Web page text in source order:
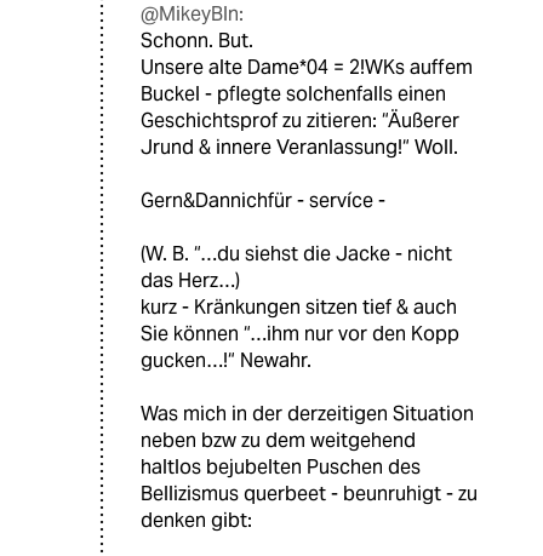
@MikeyBln:
Schonn. But.
Unsere alte Dame*04 = 2!WKs auffem
Buckel - pflegte solchenfalls einen
Geschichtsprof zu zitieren: “Äußerer
Jrund & innere Veranlassung!“ Woll.
Gern&Dannichfür - servíce -
(W. B. “…du siehst die Jacke - nicht
das Herz…)
kurz - Kränkungen sitzen tief & auch
Sie können “…ihm nur vor den Kopp
gucken…!“ Newahr.
Was mich in der derzeitigen Situation
neben bzw zu dem weitgehend
haltlos bejubelten Puschen des
Bellizismus querbeet - beunruhigt - zu
denken gibt: